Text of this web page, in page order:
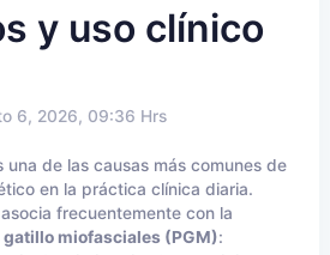
y uso clínico
6, 2026, 09:36 Hrs
una de las causas más comunes de
en la práctica clínica diaria.
frecuentemente con la
miofasciales (PGM):